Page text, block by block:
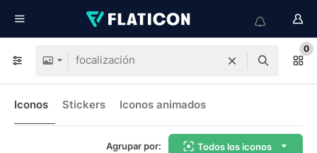
0
Iconos Stickers Iconos animados
Agrupar por: Todos los iconos